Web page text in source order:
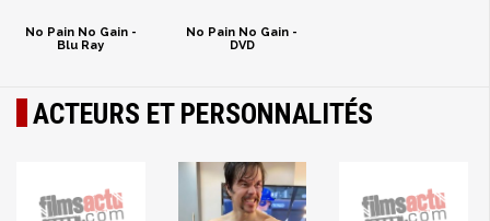
No Pain No Gain -
Blu Ray
No Pain No Gain -
DVD
ACTEURS ET PERSONNALITÉS